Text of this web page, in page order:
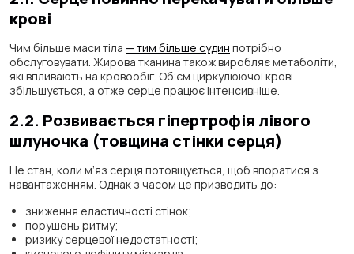
крові
Чим більше маси тіла — тим більше судин потрібно
обслуговувати. Жирова тканина також виробляє метаболіти,
які впливають на кровообіг. Об’єм циркулюючої крові
збільшується, а отже серце працює інтенсивніше.
2.2. Розвивається гіпертрофія лівого
шлуночка (товщина стінки серця)
Це стан, коли м’яз серця потовщується, щоб впоратися з
навантаженням. Однак з часом це призводить до:
зниження еластичності стінок;
порушень ритму;
ризику серцевої недостатності;